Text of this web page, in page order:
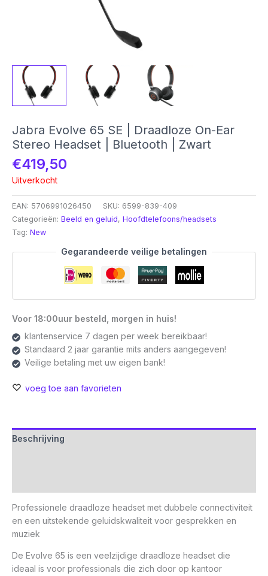
Jabra Evolve 65 SE | Draadloze On-Ear
Stereo Headset | Bluetooth | Zwart
€419,50
Uitverkocht
EAN: 5706991026450 SKU: 6599-839-409
Categorieën: Beeld en geluid, Hoofdtelefoons/headsets
Tag: New
Gegarandeerde veilige betalingen
Voor 18:00uur besteld, morgen in huis!
klantenservice 7 dagen per week bereikbaar!
Standaard 2 jaar garantie mits anders aangegeven!
Veilige betaling met uw eigen bank!
voeg toe aan favorieten
Beschrijving
Professionele draadloze headset met dubbele connectiviteit
en een uitstekende geluidskwaliteit voor gesprekken en
muziek
De Evolve 65 is een veelzijdige draadloze headset die
ideaal is voor professionals die zich door op kantoor